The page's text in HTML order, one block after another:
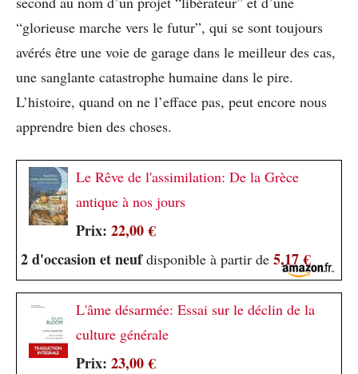
“glorieuse marche vers le futur”, qui se sont toujours
avérés être une voie de garage dans le meilleur des cas,
une sanglante catastrophe humaine dans le pire.
L’histoire, quand on ne l’efface pas, peut encore nous
apprendre bien des choses.
Le Rêve de l'assimilation: De la Grèce
antique à nos jours
Prix: 22,00 €
2 d'occasion et neufdisponible à partir de 5,17 €
L'âme désarmée: Essai sur le déclin de la
culture générale
Prix: 23,00 €